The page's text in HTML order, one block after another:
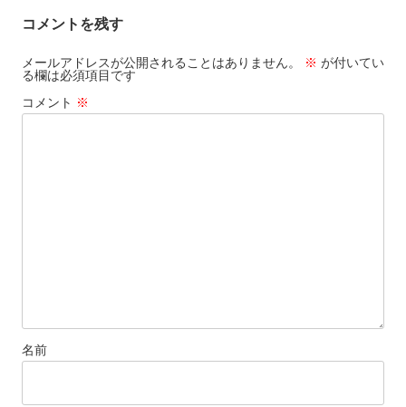
シ
ョ
ン
コメントを残す
メールアドレスが公開されることはありません。 ※ が付いてい
る欄は必須項目です
コメント ※
名前